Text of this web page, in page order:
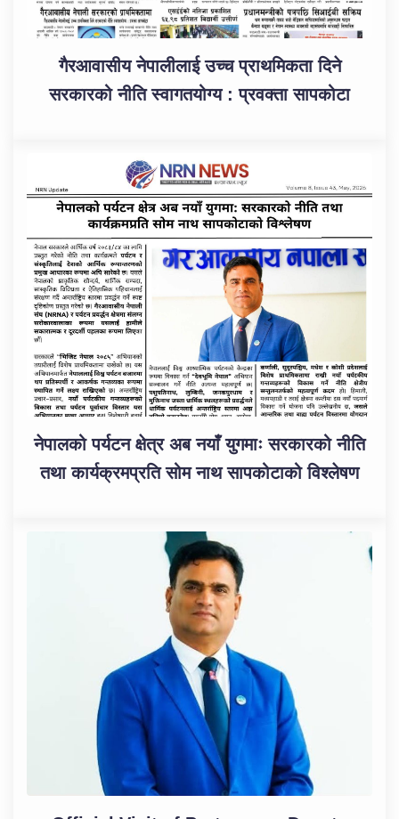
गैरआवासीय नेपालीलाई उच्च प्राथमिकता दिने
सरकारको नीति स्वागतयोग्य : प्रवक्ता सापकोटा
नेपालको पर्यटन क्षेत्र अब नयाँ युगमाः सरकारको नीति
तथा कार्यक्रमप्रति सोम नाथ सापकोटाको विश्लेषण